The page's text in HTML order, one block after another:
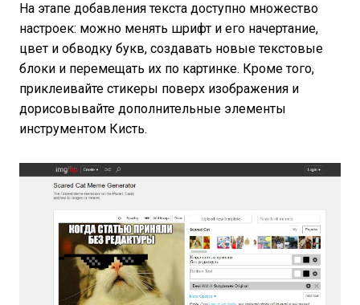
На этапе добавления текста доступно множество
настроек: можно менять шрифт и его начертание,
цвет и обводку букв, создавать новые текстовые
блоки и перемещать их по картинке. Кроме того,
приклеивайте стикеры поверх изображения и
дорисовывайте дополнительные элементы
инструментом Кисть.